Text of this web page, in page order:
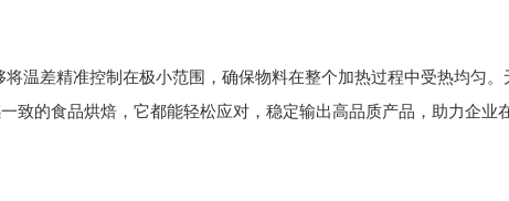
温差精准控制在极小范围，确保物料在整个加热过程中受热均匀。
致的食品烘焙，它都能轻松应对，稳定输出高品质产品，助力企业